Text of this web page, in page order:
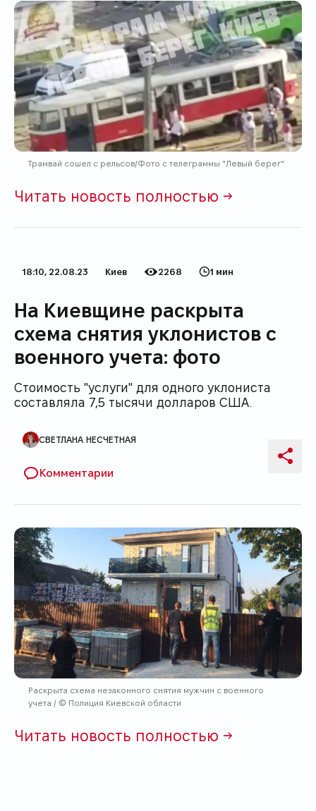
Трамвай сошел с рельсов/Фото с телеграммы "Левый берег"
Читать новость полностью →
Дата публикации
18:10, 22.08.23
Категория
Киев
Количество просмотров
2268
Время на прочтение
1 мин
На Киевщине раскрыта
схема снятия уклонистов с
военного учета: фото
Стоимость "услуги" для одного уклониста
составляла 7,5 тысячи долларов США.
Автор публикации
СВЕТЛАНА НЕСЧЕТНАЯ
Комментарии
Раскрыта схема незаконного снятия мужчин с военного
учета / © Полиция Киевской области
Читать новость полностью →